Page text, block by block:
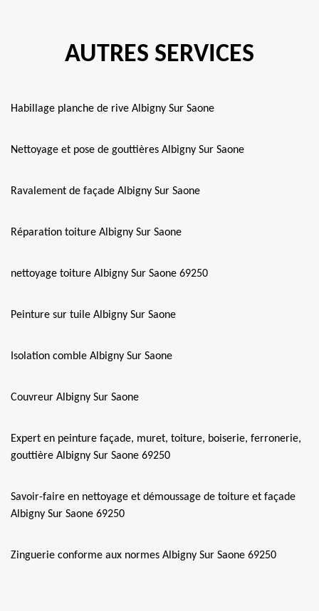
AUTRES SERVICES
Habillage planche de rive Albigny Sur Saone
Nettoyage et pose de gouttières Albigny Sur Saone
Ravalement de façade Albigny Sur Saone
Réparation toiture Albigny Sur Saone
nettoyage toiture Albigny Sur Saone 69250
Peinture sur tuile Albigny Sur Saone
Isolation comble Albigny Sur Saone
Couvreur Albigny Sur Saone
Expert en peinture façade, muret, toiture, boiserie, ferronerie,
gouttière Albigny Sur Saone 69250
Savoir-faire en nettoyage et démoussage de toiture et façade
Albigny Sur Saone 69250
Zinguerie conforme aux normes Albigny Sur Saone 69250